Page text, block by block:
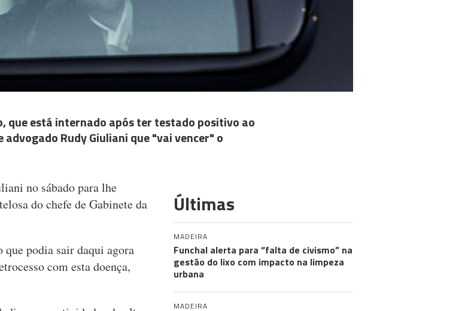
que está internado após ter testado positivo ao
Rudy Giuliani que "vai vencer" o
no sábado para lhe
do chefe de Gabinete da
podia sair daqui agora
com esta doença,
Últimas
MADEIRA
Funchal alerta para “falta de civismo” na
gestão do lixo com impacto na limpeza
urbana
MADEIRA